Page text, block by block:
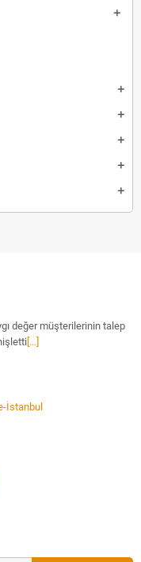
değer müşterilerinin talep
[...]
İstanbul